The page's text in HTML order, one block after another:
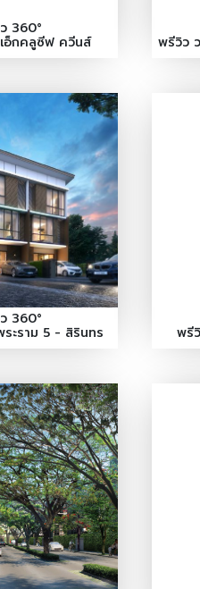
360°
อ็กคลูซีฟ ควีนส์ พรีวิว
360°
ะราม 5 - สิรินทร พรี